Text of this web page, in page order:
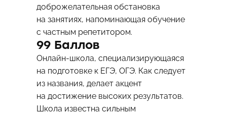
доброжелательная обстановка
на занятиях, напоминающая обучение
с частным репетитором.
99 Баллов
Онлайн-школа, специализирующаяся
на подготовке к ЕГЭ, ОГЭ. Как следует
из названия, делает акцент
на достижение высоких результатов.
Школа известна сильным